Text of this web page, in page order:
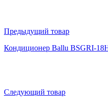
Предыдущий товар
Кондиционер Ballu BSGRI-
Следующий товар